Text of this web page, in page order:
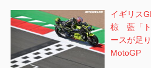
イギリス
椋 藍「ト
ースが足り
MotoGP